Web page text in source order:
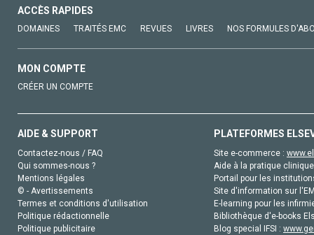
ACCÈS RAPIDES
DOMAINES TRAITÉS EMC REVUES LIVRES NOS FORMULES
MON COMPTE
CRÉER UN COMPTE
AIDE & SUPPORT
Contactez-nous / FAQ
Qui sommes-nous ?
Mentions légales
© - Avertissements
Termes et conditions d'utilisation
Politique rédactionnelle
Politique publicitaire
PLATEFORMES
Site e-commerce :
Aide à la pratique
Portail pour les
Site d'information sur
E-learning pour les
Bibliothèque d'e-books
Blog special IFSI :